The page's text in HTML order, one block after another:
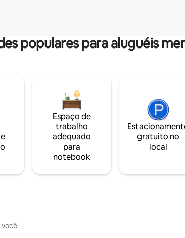
populares para aluguéis
Espaço de
trabalho
adequado
para
notebook
gratuito no
local